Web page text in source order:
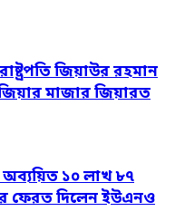
জিয়াউর রহমান
জিয়ার মাজার জিয়ারত
অব্যয়িত ১০ লাখ ৮৭
ফেরত দিলেন ইউএনও